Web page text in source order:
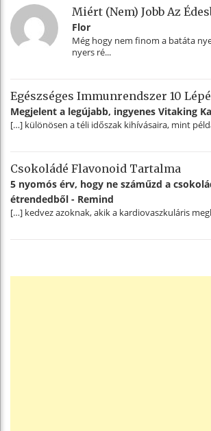
Miért (nem) Jobb Az
Flor
Még hogy nem finom a batáta
nyers ré...
Egészséges Immunrendszer 10
Megjelent a legújabb, ingyenes Vitaking
[…] különösen a téli időszak kihívásaira, mint
Csokoládé Flavonoid Tartalma
5 nyomós érv, hogy ne száműzd a
étrendedből - Remind
[…] kedvez azoknak, akik a kardiovaszkuláris